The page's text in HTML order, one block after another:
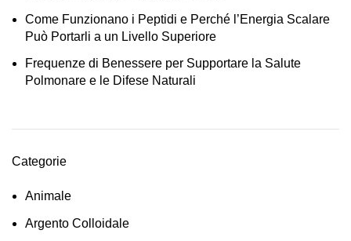
Come Funzionano i Peptidi e Perché l’Energia Scalare
Può Portarli a un Livello Superiore
Frequenze di Benessere per Supportare la Salute
Polmonare e le Difese Naturali
Categorie
Animale
Argento Colloidale